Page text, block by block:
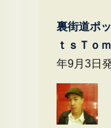
裏街道ポ
ｔｓＴｏ
年9月3日